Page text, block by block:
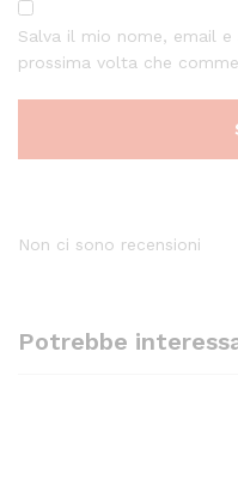
Salva il mio nome, email
prossima volta che
Non ci sono recensioni
Potrebbe